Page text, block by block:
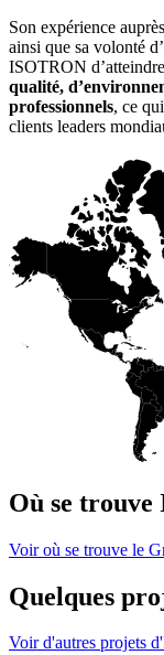
Son expérience
ainsi que sa volonté
ISOTRON d’atteindre
qualité,
professionnels, ce
clients leaders
Où se
Voir où se trouve le
Quelques
Voir d'autres projets